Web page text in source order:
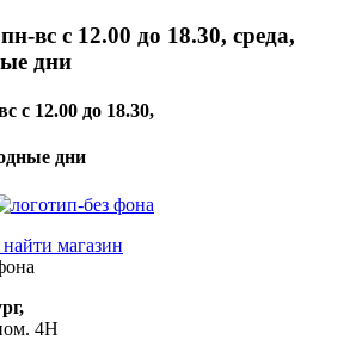
вс с 12.00 до 18.30, среда,
дни
с 12.00 до 18.30,
дни
магазин
4Н